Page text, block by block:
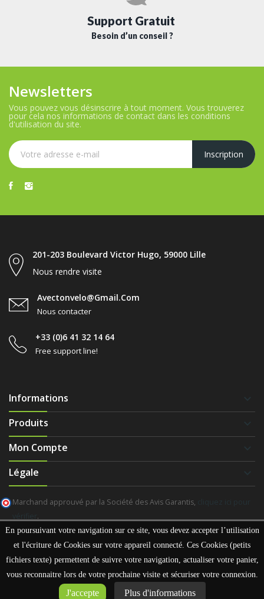
En poursuivant votre navigation sur ce site, vous devez accepter l’utilisation
et l'écriture de Cookies sur votre appareil connecté. Ces Cookies (petits
fichiers texte) permettent de suivre votre navigation, actualiser votre panier,
vous reconnaitre lors de votre prochaine visite et sécuriser votre connexion.
J'accepte Plus d'informations
Support Gratuit
Besoin d’un conseil ?
Newsletters
Vous pouvez vous désinscrire à tout moment. Vous trouverez
pour cela nos informations de contact dans les conditions
d'utilisation du site.
201-203 Boulevard Victor Hugo, 59000 Lille
Nous rendre visite
Avectonvelo@gmail.com
Nous contacter
+33 (0)6 41 32 14 64
Free support line!
Informations
Produits
Mon Compte
Légale
Marchand approuvé par la Société des Avis Garantis,
.